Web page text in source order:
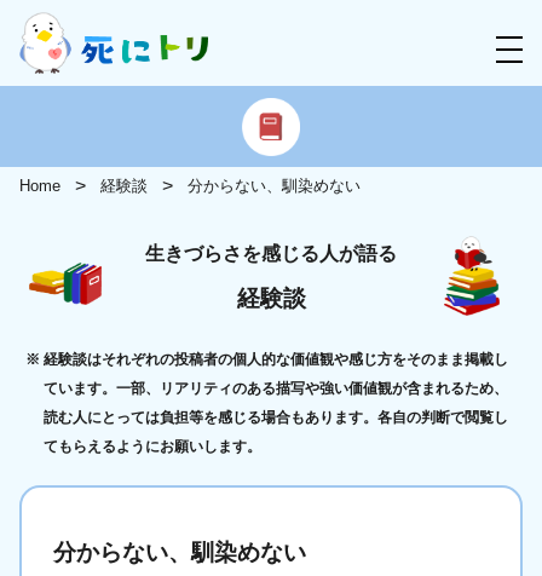
Home 経験談 分からない、馴染めない
生きづらさを感じる人が語る
経験談
経験談はそれぞれの投稿者の個人的な価値観や感じ方をそのまま掲載し
ています。一部、リアリティのある描写や強い価値観が含まれるため、
読む人にとっては負担等を感じる場合もあります。各自の判断で閲覧し
てもらえるようにお願いします。
分からない、馴染めない